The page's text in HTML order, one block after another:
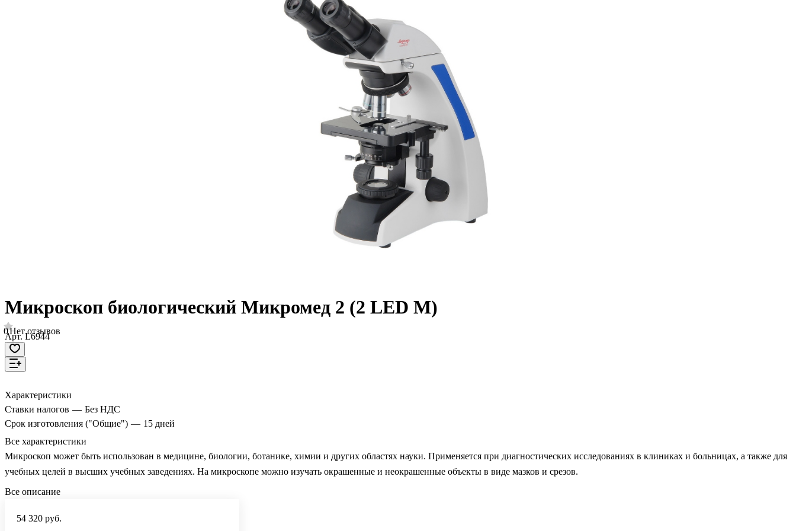
Микроскоп биологический Микромед 2 (2 LED М)
0Нет отзывов
Арт.L6944
Характеристики
Ставки налогов — Без НДС
Срок изготовления ("Общие") — 15 дней
Все характеристики
Микроскоп может быть использован в медицине, биологии, ботанике, химии и других областях науки. Применяется при диагностических исследованиях в клиниках и больницах, а также для
учебных целей в высших учебных заведениях. На микроскопе можно изучать окрашенные и неокрашенные объекты в виде мазков и срезов.
Все описание
54 320 руб.